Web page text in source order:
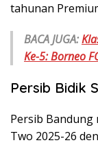
tahunan
BACA JUGA:
Ke-5: Borneo
Persib Bidik
Persib Bandung
Two 2025-26